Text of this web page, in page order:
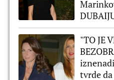
"TO JE
tvrde